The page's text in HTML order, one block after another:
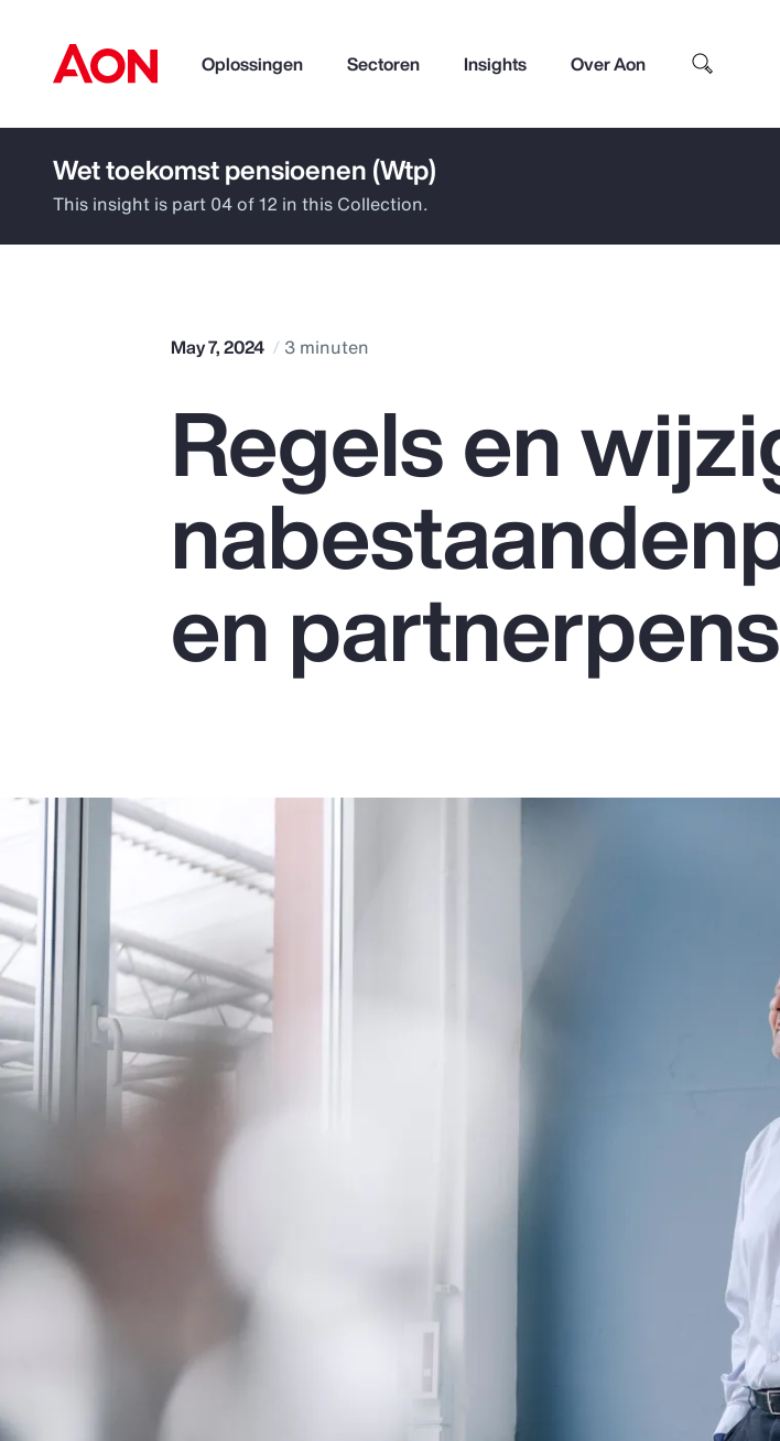
Oplossingen Sectoren Insights Over Aon
How can we help you?
Popular Searches
Pay Transparency
Parametrics
Wet toekomst pensioenen (Wtp)
This insight is part 04 of 12 in this Collection.
May 7, 2024 3 minuten
Regels en
en